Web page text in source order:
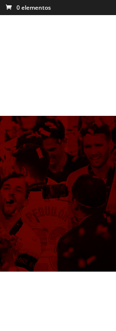
0 elementos